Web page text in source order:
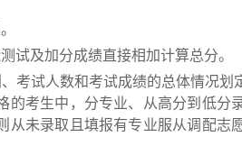
试及加分成绩直接相加计算总分。
考试人数和考试成绩的总体情况
的考生中，分专业、从高分到低分
从未录取且填报有专业服从调配志